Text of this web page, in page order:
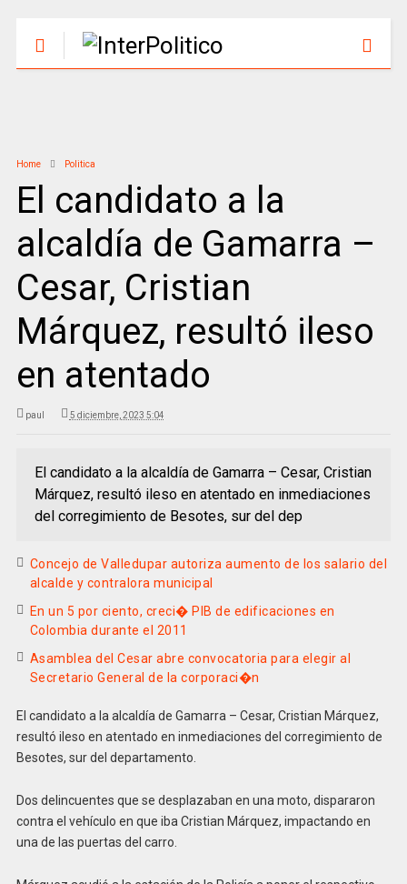
Home Politica
El candidato a la
alcaldía de Gamarra –
Cesar, Cristian
Márquez, resultó ileso
en atentado
paul 5 diciembre, 2023 5:04
El candidato a la alcaldía de Gamarra – Cesar, Cristian
Márquez, resultó ileso en atentado en inmediaciones
del corregimiento de Besotes, sur del dep
Concejo de Valledupar autoriza aumento de los salario del
alcalde y contralora municipal
En un 5 por ciento, creci� PIB de edificaciones en
Colombia durante el 2011
Asamblea del Cesar abre convocatoria para elegir al
Secretario General de la corporaci�n
El candidato a la alcaldía de Gamarra – Cesar, Cristian Márquez,
resultó ileso en atentado en inmediaciones del corregimiento de
Besotes, sur del departamento.
Dos delincuentes que se desplazaban en una moto, dispararon
contra el vehículo en que iba Cristian Márquez, impactando en
una de las puertas del carro.